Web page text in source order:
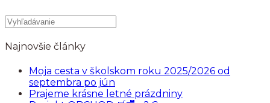
Najnovšie články
Moja cesta v školskom roku 2025/2026 od
septembra po jún
Prajeme krásne letné prázdniny